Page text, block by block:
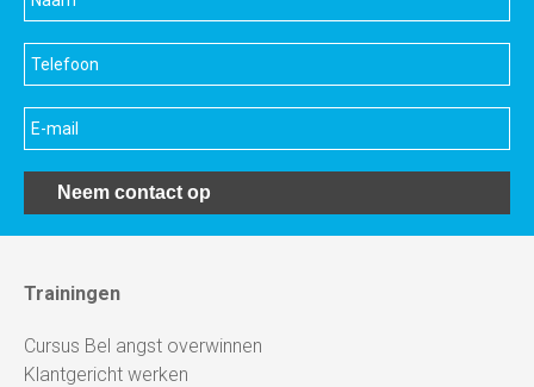
Neem contact op
Trainingen
Cursus Bel angst overwinnen
Klantgericht werken